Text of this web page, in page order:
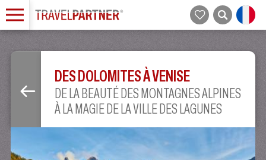
DES DOLOMITES À VENISE
DE LA BEAUTÉ DES MONTAGNES ALPINES
À LA MAGIE DE LA VILLE DES LAGUNES